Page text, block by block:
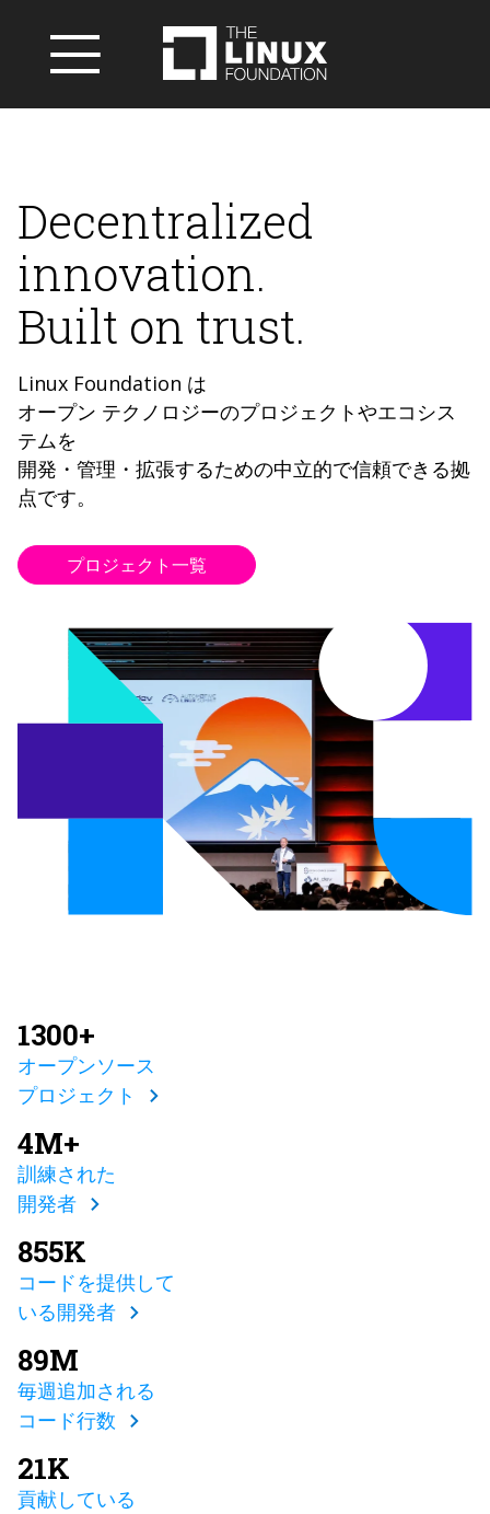
Decentralized
innovation.
Built on trust.
Linux Foundation は
オープン テクノロジーのプロジェクトやエコシス
テムを
開発・管理・拡張するための中立的で信頼できる拠
点です。
プロジェクト一覧
1300+
オープンソース
プロジェクト
4M+
訓練された
開発者
855K
コードを提供して
いる開発者
89M
毎週追加される
コード行数
21K
貢献している